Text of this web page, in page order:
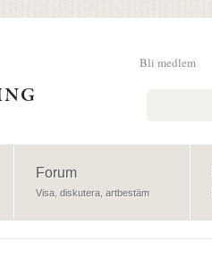
Bli medlem
Forum
Visa, diskutera, artbestäm